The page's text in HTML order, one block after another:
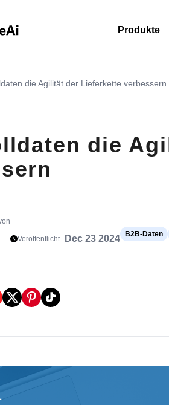
Produkte
die Agilität der Lieferkette verbessern
die
Veröffentlicht Dec 23 2024 B2B-Daten